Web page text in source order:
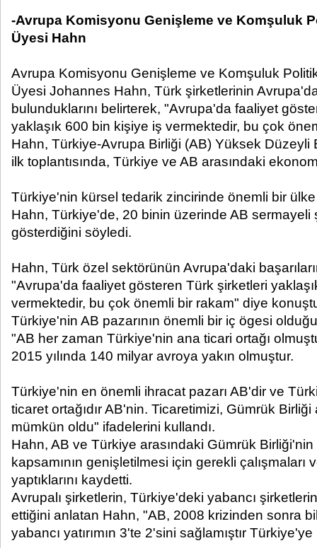
-Avrupa Komisyonu Genişleme ve Komşuluk
Üyesi Hahn
Avrupa Komisyonu Genişleme ve Komşuluk
Üyesi Johannes Hahn, Türk şirketlerinin
bulunduklarını belirterek, "Avrupa'da faaliyet
yaklaşık 600 bin kişiye iş vermektedir, bu çok
Hahn, Türkiye-Avrupa Birliği (AB) Yüksek
ilk toplantısında, Türkiye ve AB arasındaki
Türkiye'nin kürsel tedarik zincirinde önemli bir
Hahn, Türkiye'de, 20 binin üzerinde AB sermayeli
gösterdiğini söyledi.
Hahn, Türk özel sektörünün Avrupa'daki
"Avrupa'da faaliyet gösteren Türk şirketleri
vermektedir, bu çok önemli bir rakam" diye
Türkiye'nin AB pazarının önemli bir iç ögesi
"AB her zaman Türkiye'nin ana ticari ortağı
2015 yılında 140 milyar avroya yakın olmuştur.
Türkiye'nin en önemli ihracat pazarı AB'dir ve
ticaret ortağıdır AB'nin. Ticaretimizi, Gümrük Birliği
mümkün oldu" ifadelerini kullandı.
Hahn, AB ve Türkiye arasındaki Gümrük
kapsamının genişletilmesi için gerekli
yaptıklarını kaydetti.
Avrupalı şirketlerin, Türkiye'deki yabancı
ettiğini anlatan Hahn, "AB, 2008 krizinden sonra
yabancı yatırımın 3'te 2'sini sağlamıştır Türkiye'ye